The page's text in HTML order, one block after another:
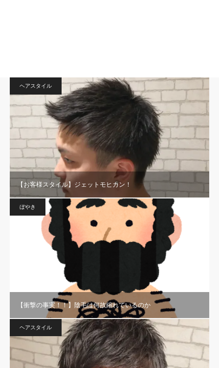
ヘアスタイル
【お客様スタイル】ジェットモヒカン！
ぼやき
【衝撃の事実！！】陰毛は何故縮れているのか
ヘアスタイル